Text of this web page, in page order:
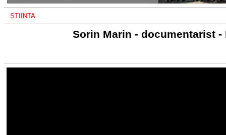
STIINTA
Sorin Marin - documentarist